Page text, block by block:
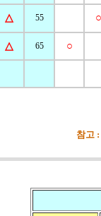
△ 55 ○
△ 65 ○
참고
2026 년